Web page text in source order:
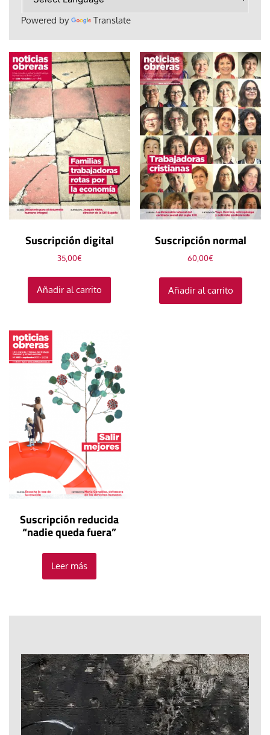
Powered by Translate
Suscripción digital
35,00€
Añadir al carrito
Suscripción normal
60,00€
Añadir al carrito
Suscripción reducida
“nadie queda fuera”
Leer más